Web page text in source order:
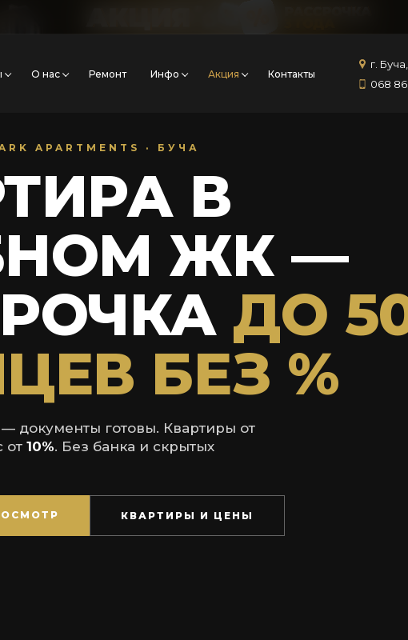
О нас Ремонт Инфо Акция Контакты
г.
068
APARTMENTS · БУЧА
В
ЖК —
ДО
БЕЗ %
документы готовы. Квартиры от
от 10%. Без банка и скрытых
КВАРТИРЫ И ЦЕНЫ